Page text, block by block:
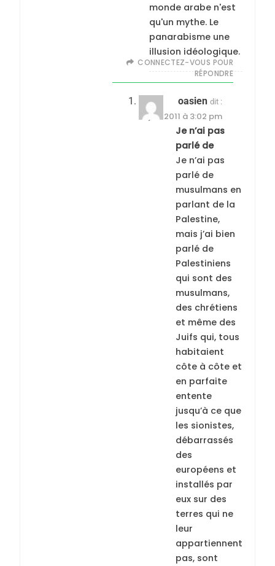
monde arabe n'est
qu'un mythe. Le
panarabisme une
illusion idéologique.
CONNECTEZ-VOUS POUR
RÉPONDRE
oasien dit :
18 juin 2011 à 3:02 pm
Je n’ai pas
parlé de
Je n’ai pas
parlé de
musulmans en
parlant de la
Palestine,
mais j’ai bien
parlé de
Palestiniens
qui sont des
musulmans,
des chrétiens
et même des
Juifs qui, tous
habitaient
côte à côte et
en parfaite
entente
jusqu’à ce que
les sionistes,
débarrassés
des
européens et
installés par
eux sur des
terres qui ne
leur
appartiennent
pas, sont